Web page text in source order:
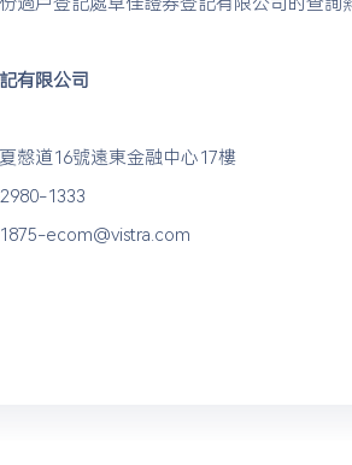
有限公司
慤道16號遠東金融中心17樓
1333
ecom@vistra.com